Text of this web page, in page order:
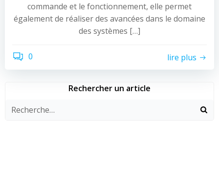
commande et le fonctionnement, elle permet
également de réaliser des avancées dans le domaine
des systèmes […]
0 lire plus
Rechercher un article